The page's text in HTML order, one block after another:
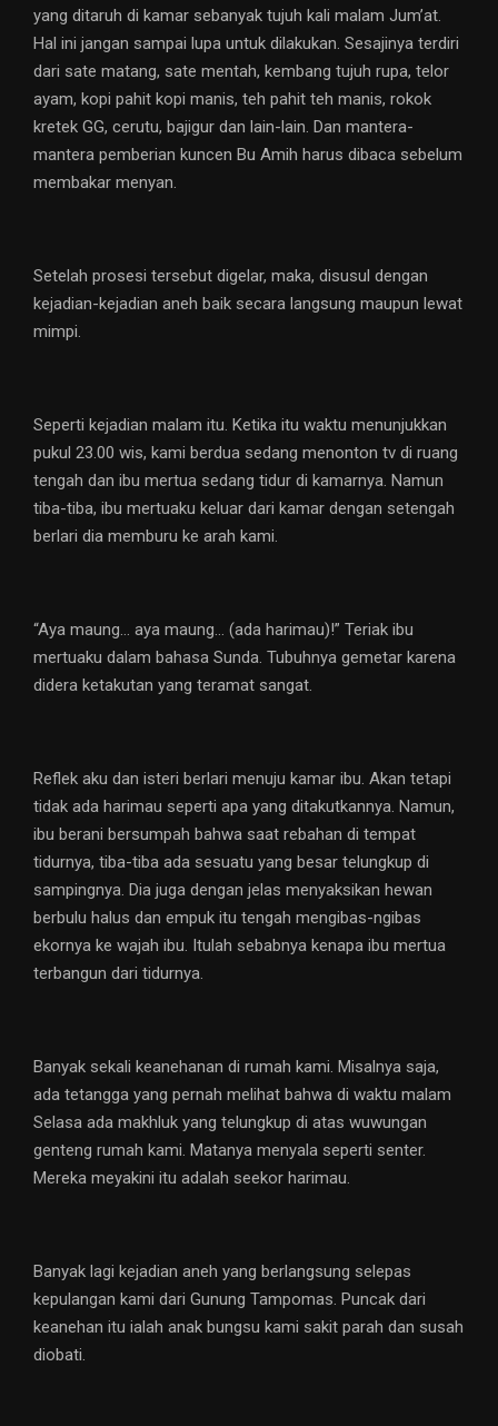
yang ditaruh di kamar sebanyak tujuh kali malam Jum’at.
Hal ini jangan sampai lupa untuk dilakukan. Sesajinya terdiri
dari sate matang, sate mentah, kembang tujuh rupa, telor
ayam, kopi pahit kopi manis, teh pahit teh manis, rokok
kretek GG, cerutu, bajigur dan lain-lain. Dan mantera-
mantera pemberian kuncen Bu Amih harus dibaca sebelum
membakar menyan.
Setelah prosesi tersebut digelar, maka, disusul dengan
kejadian-kejadian aneh baik secara langsung maupun lewat
mimpi.
Seperti kejadian malam itu. Ketika itu waktu menunjukkan
pukul 23.00 wis, kami berdua sedang menonton tv di ruang
tengah dan ibu mertua sedang tidur di kamarnya. Namun
tiba-tiba, ibu mertuaku keluar dari kamar dengan setengah
berlari dia memburu ke arah kami.
“Aya maung… aya maung… (ada harimau)!” Teriak ibu
mertuaku dalam bahasa Sunda. Tubuhnya gemetar karena
didera ketakutan yang teramat sangat.
Reflek aku dan isteri berlari menuju kamar ibu. Akan tetapi
tidak ada harimau seperti apa yang ditakutkannya. Namun,
ibu berani bersumpah bahwa saat rebahan di tempat
tidurnya, tiba-tiba ada sesuatu yang besar telungkup di
sampingnya. Dia juga dengan jelas menyaksikan hewan
berbulu halus dan empuk itu tengah mengibas-ngibas
ekornya ke wajah ibu. Itulah sebabnya kenapa ibu mertua
terbangun dari tidurnya.
Banyak sekali keanehanan di rumah kami. Misalnya saja,
ada tetangga yang pernah melihat bahwa di waktu malam
Selasa ada makhluk yang telungkup di atas wuwungan
genteng rumah kami. Matanya menyala seperti senter.
Mereka meyakini itu adalah seekor harimau.
Banyak lagi kejadian aneh yang berlangsung selepas
kepulangan kami dari Gunung Tampomas. Puncak dari
keanehan itu ialah anak bungsu kami sakit parah dan susah
diobati.